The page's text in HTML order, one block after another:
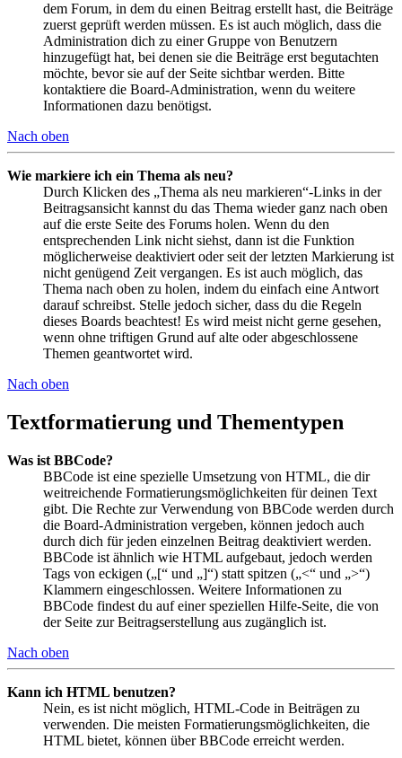
dem Forum, in dem du einen Beitrag erstellt hast, die Beiträge
zuerst geprüft werden müssen. Es ist auch möglich, dass die
Administration dich zu einer Gruppe von Benutzern
hinzugefügt hat, bei denen sie die Beiträge erst begutachten
möchte, bevor sie auf der Seite sichtbar werden. Bitte
kontaktiere die Board-Administration, wenn du weitere
Informationen dazu benötigst.
Nach oben
Wie markiere ich ein Thema als neu?
Durch Klicken des „Thema als neu markieren“-Links in der
Beitragsansicht kannst du das Thema wieder ganz nach oben
auf die erste Seite des Forums holen. Wenn du den
entsprechenden Link nicht siehst, dann ist die Funktion
möglicherweise deaktiviert oder seit der letzten Markierung ist
nicht genügend Zeit vergangen. Es ist auch möglich, das
Thema nach oben zu holen, indem du einfach eine Antwort
darauf schreibst. Stelle jedoch sicher, dass du die Regeln
dieses Boards beachtest! Es wird meist nicht gerne gesehen,
wenn ohne triftigen Grund auf alte oder abgeschlossene
Themen geantwortet wird.
Nach oben
Textformatierung und Thementypen
Was ist BBCode?
BBCode ist eine spezielle Umsetzung von HTML, die dir
weitreichende Formatierungsmöglichkeiten für deinen Text
gibt. Die Rechte zur Verwendung von BBCode werden durch
die Board-Administration vergeben, können jedoch auch
durch dich für jeden einzelnen Beitrag deaktiviert werden.
BBCode ist ähnlich wie HTML aufgebaut, jedoch werden
Tags von eckigen („[“ und „]“) statt spitzen („<“ und „>“)
Klammern eingeschlossen. Weitere Informationen zu
BBCode findest du auf einer speziellen Hilfe-Seite, die von
der Seite zur Beitragserstellung aus zugänglich ist.
Nach oben
Kann ich HTML benutzen?
Nein, es ist nicht möglich, HTML-Code in Beiträgen zu
verwenden. Die meisten Formatierungsmöglichkeiten, die
HTML bietet, können über BBCode erreicht werden.